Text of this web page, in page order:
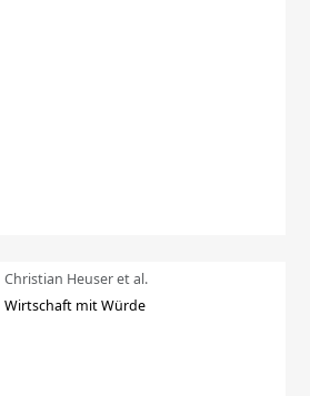
Christian Heuser et al.
Wirtschaft mit Würde